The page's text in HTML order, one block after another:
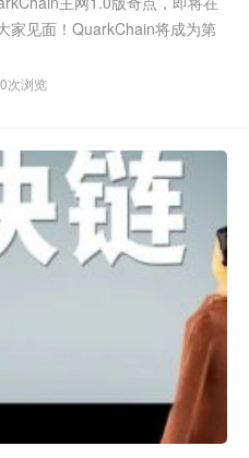
家见面！QuarkChain将成为第
次浏览